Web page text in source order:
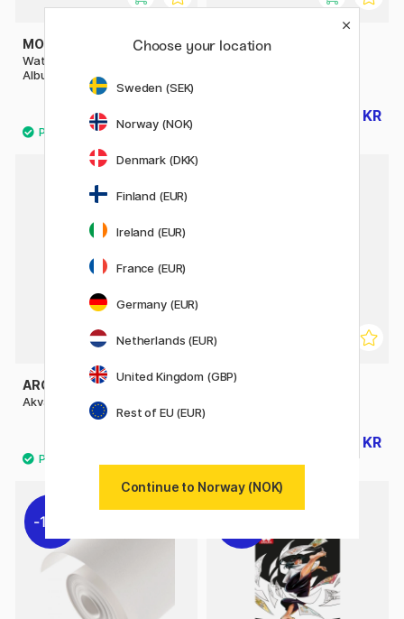
MOLESKINE
Watercolor ART collection
Album Pocket Black
ARCHES
159 KR
ARCHES
Akvarellpapir CP 300g A4
ARCHES
159 KR
10%
Choose your location
Sweden (SEK)
Norway (NOK)
Denmark (DKK)
Finland (EUR)
Ireland (EUR)
France (EUR)
Germany (EUR)
Netherlands (EUR)
United Kingdom (GBP)
Rest of EU (EUR)
Continue to Norway (NOK)